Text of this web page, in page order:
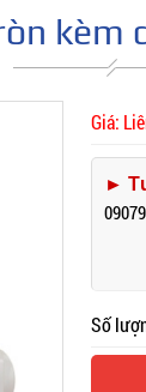
kèm
Giá:
►
Số